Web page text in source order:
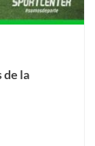
de la